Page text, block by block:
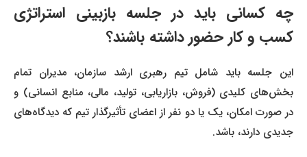
چه کسانی باید در جلسه بازبینی استراتژی
کسب و کار حضور داشته باشند؟
این جلسه باید شامل تیم رهبری ارشد سازمان، مدیران تمام
بخش‌های کلیدی (فروش، بازاریابی، تولید، مالی، منابع انسانی) و
در صورت امکان، یک یا دو نفر از اعضای تأثیرگذار تیم که دیدگاه‌های
جدیدی دارند، باشد.